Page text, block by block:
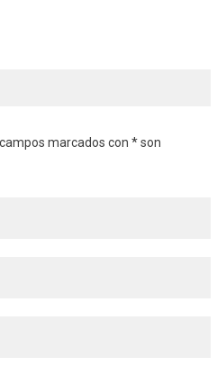
marcados con * son